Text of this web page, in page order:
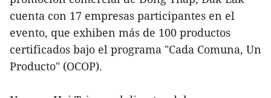
cuenta con 17 empresas participantes en el
evento, que exhiben más de 100 productos
certificados bajo el programa "Cada Comuna, Un
Producto" (OCOP).